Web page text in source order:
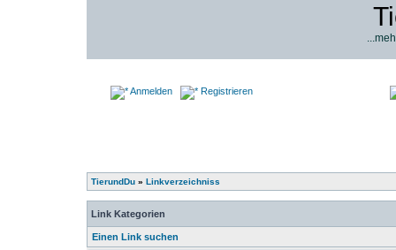
Anmelden Registrieren
TierundDu » Linkverzeichniss
Link Kategorien
Einen Link suchen